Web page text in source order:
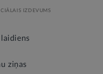
IZDEVUMS
laidiens
ziņas